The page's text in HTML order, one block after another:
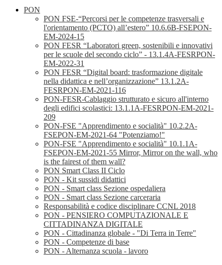
PON
PON FSE-“Percorsi per le competenze trasversali e
l'orientamento (PCTO) all’estero” 10.6.6B-FSEPON-
EM-2024-15
PON FESR “Laboratori green, sostenibili e innovativi
per le scuole del secondo ciclo” - 13.1.4A-FESRPON-
EM-2022-31
PON FESR “Digital board: trasformazione digitale
nella didattica e nell’organizzazione” 13.1.2A-
FESRPON-EM-2021-116
PON-FESR-Cablaggio strutturato e sicuro all'interno
degli edifici scolastici: 13.1.1A-FESRPON-EM-2021-
209
PON-FSE "Apprendimento e socialità" 10.2.2A-
FSEPON-EM-2021-64 "Potenziamo!"
PON-FSE "Apprendimento e socialità" 10.1.1A-
FSEPON-EM-2021-55 Mirror, Mirror on the wall, who
is the fairest of them wall?
PON Smart Class II Ciclo
PON - Kit sussidi didattici
PON - Smart class Sezione ospedaliera
PON - Smart class Sezione carceraria
Responsabilità e codice disciplinare CCNL 2018
PON - PENSIERO COMPUTAZIONALE E
CITTADINANZA DIGITALE
PON - Cittadinanza globale - "Di Terra in Terre"
PON - Competenze di base
PON - Alternanza scuola - lavoro